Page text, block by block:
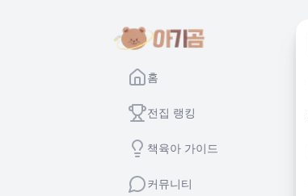
홈
전집 랭킹
책육아 가이드
커뮤니티